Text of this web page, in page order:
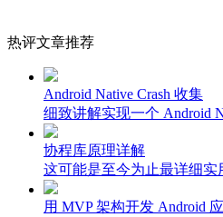
热评文章推荐
Android Native Crash 收集
细致讲解实现一个 Android
协程库原理详解
这可能是至今为止最详细实
用 MVP 架构开发 Android